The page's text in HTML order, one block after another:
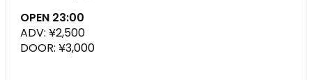
OPEN 23:00
ADV: ¥2,500
DOOR: ¥3,000